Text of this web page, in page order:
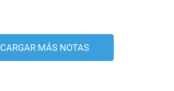
CARGAR MÁS NOTAS